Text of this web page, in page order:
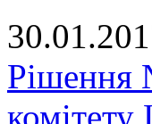
Рішення